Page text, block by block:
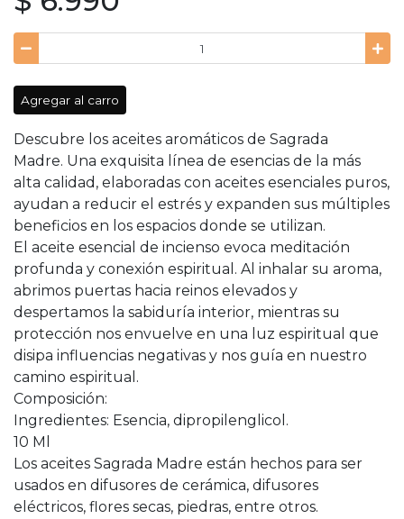
Agregar al carro
Descubre los aceites aromáticos de Sagrada
Madre. Una exquisita línea de esencias de la más
alta calidad, elaboradas con aceites esenciales puros,
ayudan a reducir el estrés y expanden sus múltiples
beneficios en los espacios donde se utilizan.
El aceite esencial de incienso evoca meditación
profunda y conexión espiritual. Al inhalar su aroma,
abrimos puertas hacia reinos elevados y
despertamos la sabiduría interior, mientras su
protección nos envuelve en una luz espiritual que
disipa influencias negativas y nos guía en nuestro
camino espiritual.
Composición:
Ingredientes: Esencia, dipropilenglicol.
10 Ml
Los aceites Sagrada Madre están hechos para ser
usados en difusores de cerámica, difusores
eléctricos, flores secas, piedras, entre otros.